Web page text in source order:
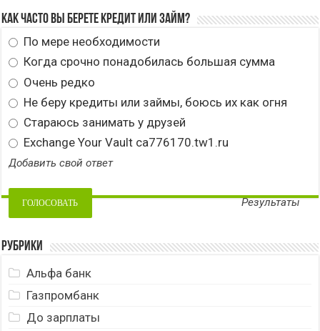
Как часто вы берете кредит или займ?
По мере необходимости
Когда срочно понадобилась большая сумма
Очень редко
Не беру кредиты или займы, боюсь их как огня
Стараюсь занимать у друзей
Exchange Your Vault ca776170.tw1.ru
Добавить свой ответ
Результаты
Рубрики
Альфа банк
Газпромбанк
До зарплаты